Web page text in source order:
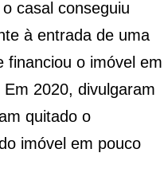
casal conseguiu
à entrada de uma
financiou o imóvel em
2020, divulgaram
quitado o
imóvel em pouco